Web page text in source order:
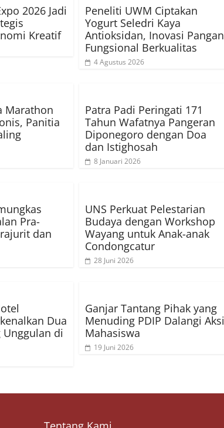
2026 Jadi
Kreatif
Peneliti UWM Ciptakan
Yogurt Seledri Kaya
Antioksidan, Inovasi Pangan
Fungsional Berkualitas
4 Agustus 2026
Marathon
Panitia
Patra Padi Peringati 171
Tahun Wafatnya Pangeran
Diponegoro dengan Doa
dan Istighosah
8 Januari 2026
Pra-
dan
UNS Perkuat Pelestarian
Budaya dengan Workshop
Wayang untuk Anak-anak
Condongcatur
28 Juni 2026
Dua
Unggulan di
Ganjar Tantang Pihak yang
Menuding PDIP Dalangi Aksi
Mahasiswa
19 Juni 2026